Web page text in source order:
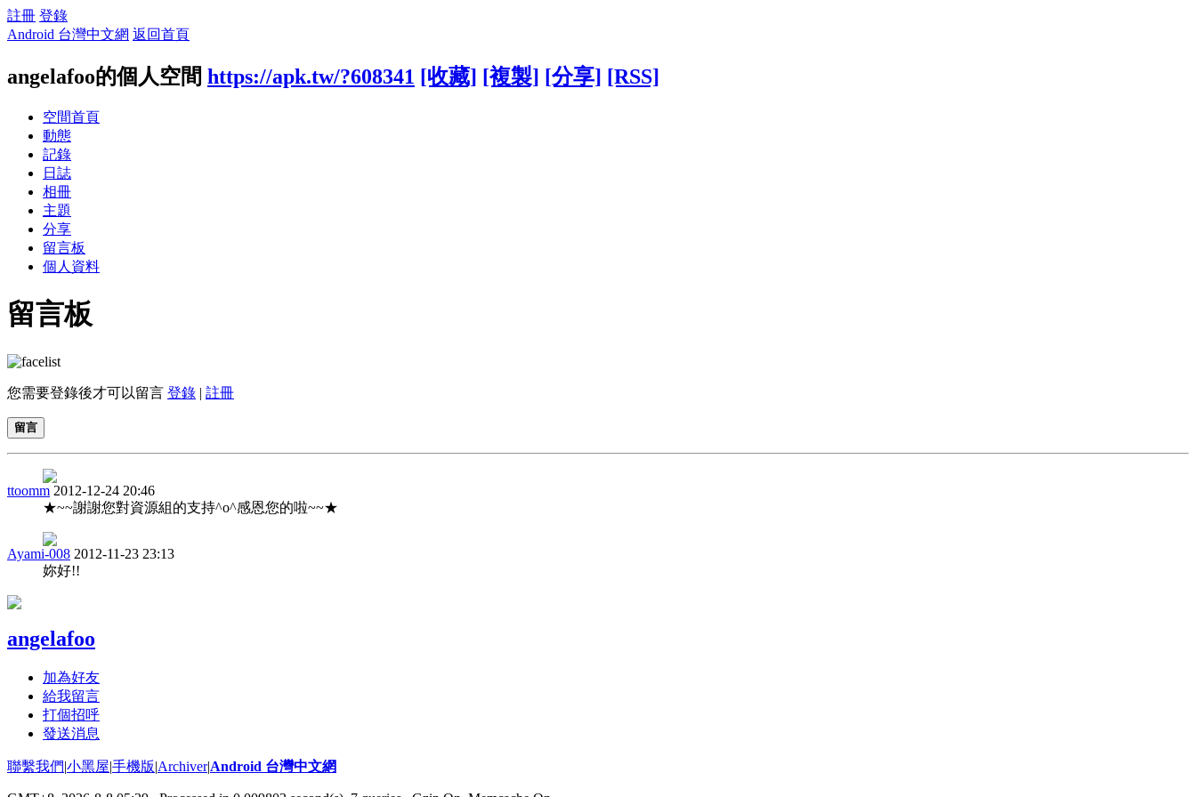
註冊 登錄
Android 台灣中文網 返回首頁
angelafoo的個人空間 https://apk.tw/?608341 [收藏] [複製] [分享] [RSS]
空間首頁
動態
記錄
日誌
相冊
主題
分享
留言板
個人資料
留言板
您需要登錄後才可以留言 登錄 | 註冊
留言
ttoomm 2012-12-24 20:46
★~~謝謝您對資源組的支持^o^感恩您的啦~~★
Ayami-008 2012-11-23 23:13
妳好!!
angelafoo
加為好友
給我留言
打個招呼
發送消息
聯繫我們|小黑屋|手機版|Archiver|Android 台灣中文網